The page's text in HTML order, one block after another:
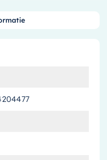
van uw
onderdeel. Deze
uw badkamer